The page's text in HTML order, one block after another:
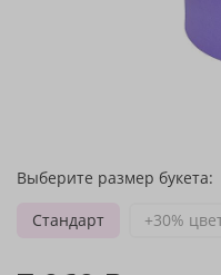
Выберите размер букета:
Стандарт
+30%